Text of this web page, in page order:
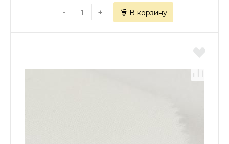
- + В корзину